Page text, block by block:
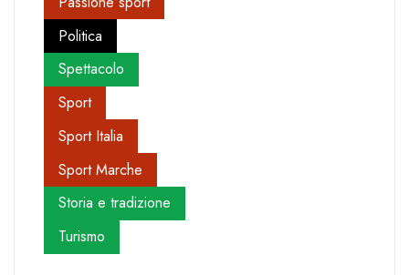
Politica
Spettacolo
Sport
Sport Italia
Sport Marche
Storia e tradizione
Turismo